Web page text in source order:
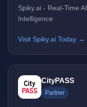
Spiky.ai - Real-Time
Intelligence
Visit Spiky.ai Today →
CityPASS
Partner